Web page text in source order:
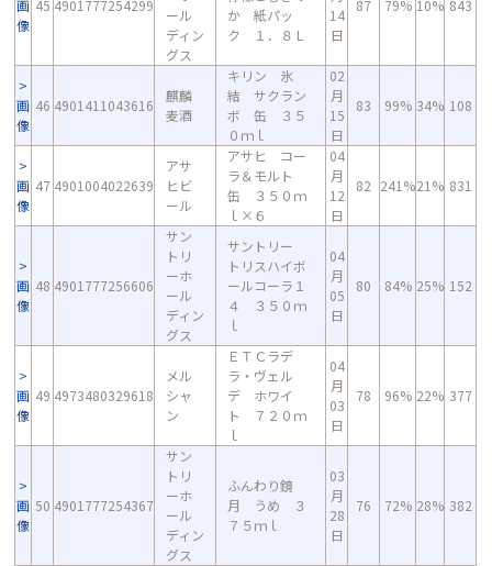
画
像
45 4901777254299
ール
ディン
グス
か 紙パッ
ク １．８Ｌ
14
日
87 79% 10% 843
画
像
46 4901411043616
麒麟
麦酒
キリン 氷
結 サクラン
ボ 缶 ３５
０ｍｌ
02
月
15
日
83 99% 34% 108
画
像
47 4901004022639
アサ
ヒビ
ール
アサヒ コー
ラ＆モルト
缶 ３５０ｍ
ｌ×６
04
月
12
日
82 241%21% 831
画
像
48 4901777256606
サン
トリ
ーホ
ール
ディン
グス
サントリー
トリスハイボ
ールコーラ１
４ ３５０ｍ
ｌ
04
月
05
日
80 84% 25% 152
画
像
49 4973480329618
メル
シャ
ン
ＥＴＣラデ
ラ・ヴェル
デ ホワイ
ト ７２０ｍ
ｌ
04
月
03
日
78 96% 22% 377
画
像
50 4901777254367
サン
トリ
ーホ
ール
ディン
グス
ふんわり鏡
月 うめ ３
７５ｍｌ
03
月
28
日
76 72% 28% 382